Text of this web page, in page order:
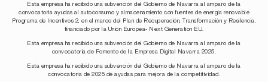
Esta empresa ha recibido una subvención del Gobierno de Navarra al amparo de la
convocatoria ayudas al autoconsumo y almacenamiento con fuentes de energía renovable
Programa de Incentivos 2, en el marco del Plan de Recuperación, Transformación y Resilencia,
financiado por la Unión Europea- Next Generation EU.
Esta empresa ha recibido una subvención del Gobierno de Navarra al amparo de la
convocatoria de Fomento de la Empresa Digital Navarra 2025.
Esta empresa ha recibido una subvención del Gobierno de Navarra al amparo de la
convocatoria de 2025 de ayudas para mejora de la competitividad.